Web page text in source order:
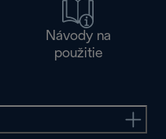
Návody na
použitie